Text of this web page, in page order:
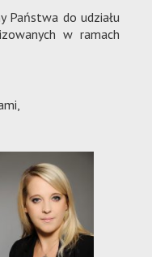
Państwa do udziału
w ramach